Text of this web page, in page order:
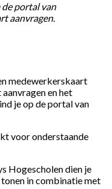
de portal van
aanvragen.
medewerkerskaart
en het
je op de portal van
voor onderstaande
Hogescholen dien je
in combinatie met